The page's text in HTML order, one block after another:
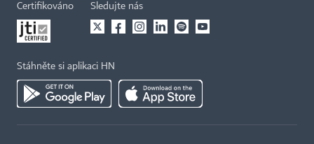
Certifikováno Sledujte nás
Stáhněte si aplikaci HN